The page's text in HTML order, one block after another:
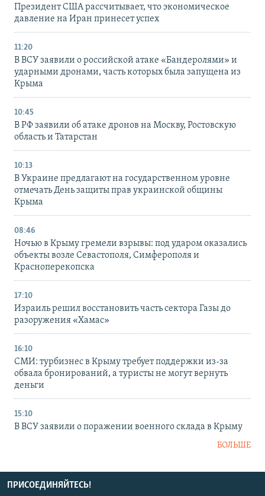
Президент США рассчитывает, что экономическое
давление на Иран принесет успех
11:20
В ВСУ заявили о российской атаке «Бандеролями» и
ударными дронами, часть которых была запущена из
Крыма
10:45
В РФ заявили об атаке дронов на Москву, Ростовскую
область и Татарстан
10:13
В Украине предлагают на государственном уровне
отмечать День защиты прав украинской общины
Крыма
08:46
Ночью в Крыму гремели взрывы: под ударом оказались
объекты возле Севастополя, Симферополя и
Красноперекопска
17:10
Израиль решил восстановить часть сектора Газы до
разоружения «Хамас»
16:10
СМИ: турбизнес в Крыму требует поддержки из-за
обвала бронирований, а туристы не могут вернуть
деньги
15:10
В ВСУ заявили о поражении военного склада в Крыму
БОЛЬШЕ
ПРИСОЕДИНЯЙТЕСЬ!